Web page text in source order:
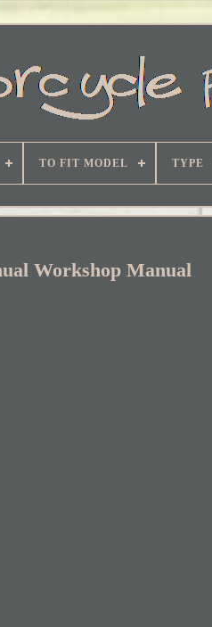
TO FIT MODEL TYPE
Workshop Manual